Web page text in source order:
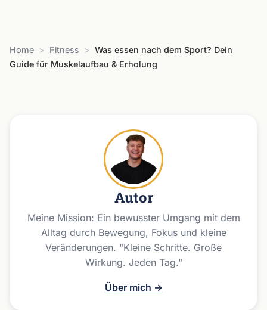
Home > Fitness > Was essen nach dem Sport? Dein
Guide für Muskelaufbau & Erholung
Autor
Meine Mission: Ein bewusster Umgang mit dem
Alltag durch Bewegung, Fokus und kleine
Veränderungen. "Kleine Schritte. Große
Wirkung. Jeden Tag."
Über mich →